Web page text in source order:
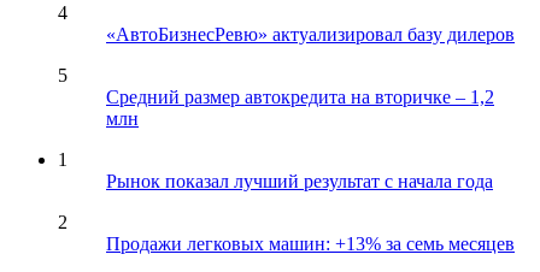
4
«АвтоБизнесРевю» актуализировал базу дилеров
5
Средний размер автокредита на вторичке – 1,2
млн
1
Рынок показал лучший результат с начала года
2
Продажи легковых машин: +13% за семь месяцев